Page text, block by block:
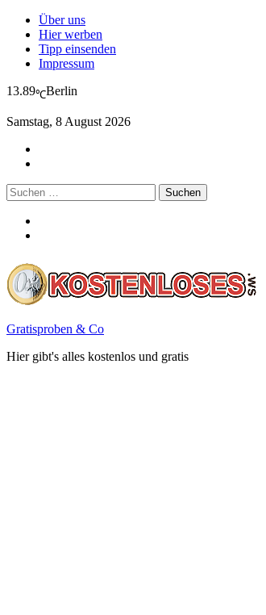
Über uns
Hier werben
Tipp einsenden
Impressum
13.89℃Berlin
Samstag, 8 August 2026
Suchen
nach:
Gratisproben & Co
Hier gibt's alles kostenlos und gratis